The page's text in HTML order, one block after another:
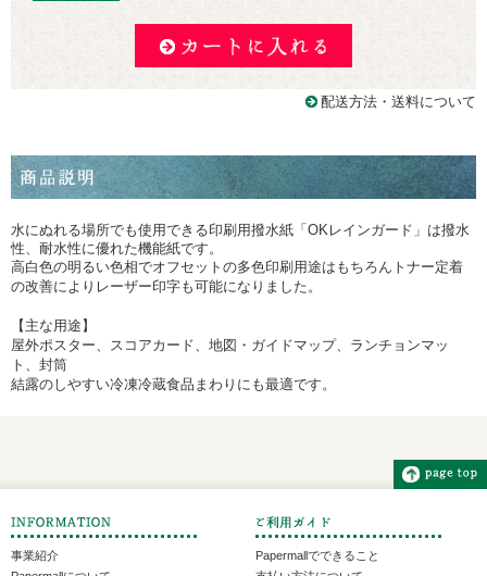
配送方法・送料について
水にぬれる場所でも使用できる印刷用撥水紙「OKレインガード」は撥水
性、耐水性に優れた機能紙です。
高白色の明るい色相でオフセットの多色印刷用途はもちろんトナー定着
の改善によりレーザー印字も可能になりました。
【主な用途】
屋外ポスター、スコアカード、地図・ガイドマップ、ランチョンマッ
ト、封筒
結露のしやすい冷凍冷蔵食品まわりにも最適です。
事業紹介
Papermallでできること